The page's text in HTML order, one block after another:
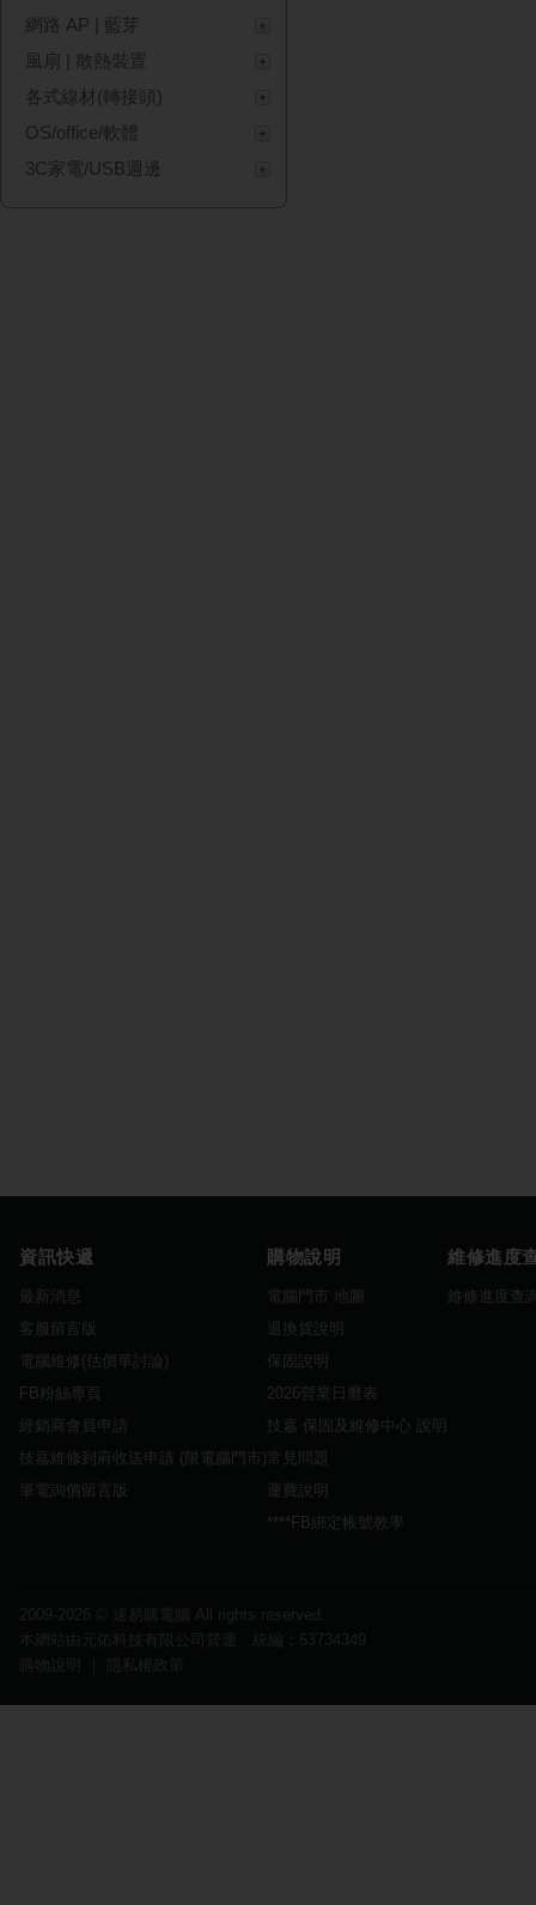
網路 AP | 藍芽
風扇 | 散熱裝置
各式線材(轉接頭)
OS/office/軟體
3C家電/USB週邊
資訊快遞
最新消息
客服留言版
電腦維修(估價單討論)
FB粉絲專頁
經銷商會員申請
技嘉維修到府收送申請 (限電腦門市)
筆電詢價留言版
購物說明
電腦門市 地圖
退換貨說明
保固說明
2026營業日曆表
技嘉 保固及維修中心 說明
常見問題
運費說明
****FB綁定帳號教學
維修進度
維修進度查